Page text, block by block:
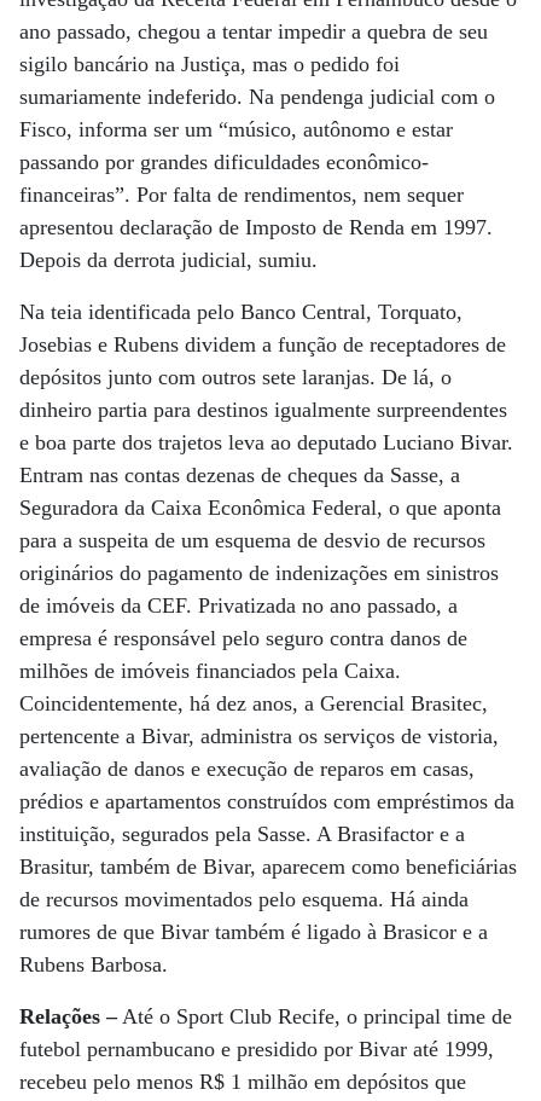
ano passado, chegou a tentar impedir a quebra de seu
sigilo bancário na Justiça, mas o pedido foi
sumariamente indeferido. Na pendenga judicial com o
Fisco, informa ser um “músico, autônomo e estar
passando por grandes dificuldades econômico-
financeiras”. Por falta de rendimentos, nem sequer
apresentou declaração de Imposto de Renda em 1997.
Depois da derrota judicial, sumiu.
Na teia identificada pelo Banco Central, Torquato,
Josebias e Rubens dividem a função de receptadores de
depósitos junto com outros sete laranjas. De lá, o
dinheiro partia para destinos igualmente surpreendentes
e boa parte dos trajetos leva ao deputado Luciano Bivar.
Entram nas contas dezenas de cheques da Sasse, a
Seguradora da Caixa Econômica Federal, o que aponta
para a suspeita de um esquema de desvio de recursos
originários do pagamento de indenizações em sinistros
de imóveis da CEF. Privatizada no ano passado, a
empresa é responsável pelo seguro contra danos de
milhões de imóveis financiados pela Caixa.
Coincidentemente, há dez anos, a Gerencial Brasitec,
pertencente a Bivar, administra os serviços de vistoria,
avaliação de danos e execução de reparos em casas,
prédios e apartamentos construídos com empréstimos da
instituição, segurados pela Sasse. A Brasifactor e a
Brasitur, também de Bivar, aparecem como beneficiárias
de recursos movimentados pelo esquema. Há ainda
rumores de que Bivar também é ligado à Brasicor e a
Rubens Barbosa.
Relações –Até o Sport Club Recife, o principal time de
futebol pernambucano e presidido por Bivar até 1999,
recebeu pelo menos R$ 1 milhão em depósitos que